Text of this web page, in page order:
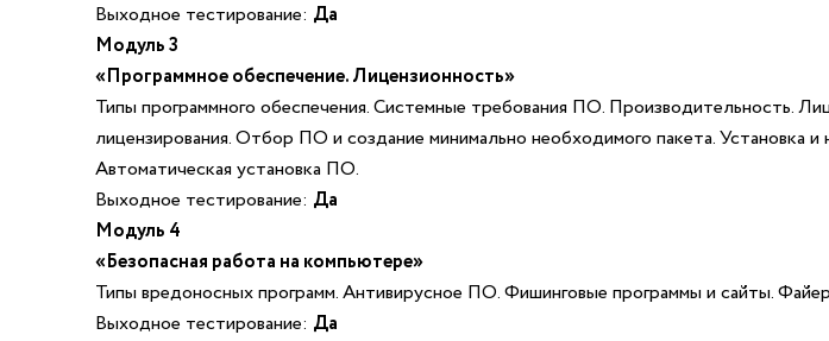
Выходное тестирование: Да
Модуль 3
«Программное обеспечение. Лицензионность»
Типы программного обеспечения. Системные требования ПО. Производительность.
лицензирования. Отбор ПО и создание минимально необходимого пакета. Установка
Автоматическая установка ПО.
Выходное тестирование: Да
Модуль 4
«Безопасная работа на компьютере»
Типы вредоносных программ. Антивирусное ПО. Фишинговые программы и сайты.
Выходное тестирование: Да